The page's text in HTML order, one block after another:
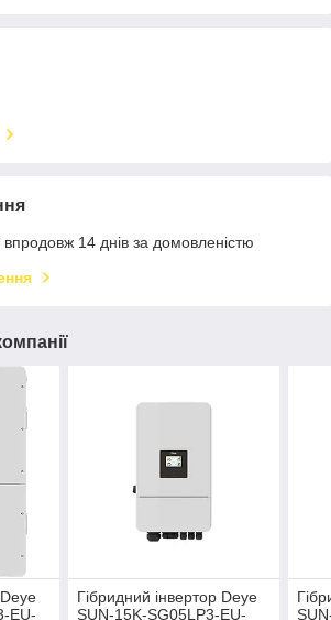
14 днів за домовленістю
EU-
Гібридний інвертор Deye
SUN-15K-SG05LP3-EU-